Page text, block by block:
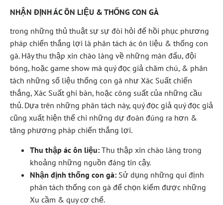
NHẬN ĐỊNH ÁC ÔN LIỆU & THỐNG CON GÀ
trong những thủ thuật sự sự đòi hỏi để hồi phục phương
pháp chiến thắng lợi là phân tách ác ôn liệu & thống con
gà. Hãy thu thập xin chào làng về những màn đấu, đội
bóng, hoặc game show mà quý đọc giả chăm chú, & phân
tách những số liệu thống con gà như Xác Suất chiến
thắng, Xác Suất ghi bàn, hoặc công suất của những cầu
thủ. Dựa trên những phân tách này, quý đọc giả quý đọc giả
cũng xuất hiện thể chi những dự đoán đúng ra hơn &
tăng phương pháp chiến thắng lợi.
Thu thập ác ôn liệu: Thu thập xin chào làng trong
khoảng những nguồn đáng tin cậy.
Nhận định thống con gà: Sử dụng những qui định
phân tách thống con gà để chọn kiếm được những
Xu cầm & quy cơ chế.